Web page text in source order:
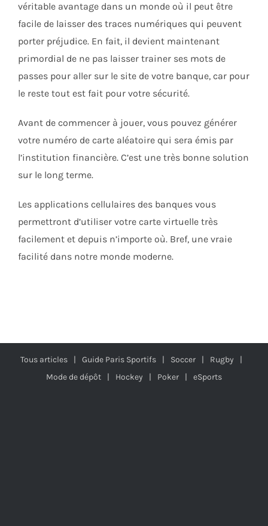
véritable avantage dans un monde où il peut être
facile de laisser des traces numériques qui peuvent
porter préjudice. En fait, il devient maintenant
primordial de ne pas laisser trainer ses mots de
passes pour aller sur le site de votre banque, car pour
le reste tout est fait pour votre sécurité.
Avant de commencer à jouer, vous pouvez générer
votre numéro de carte aléatoire qui sera émis par
l’institution financière. C’est une très bonne solution
sur le long terme.
Les applications cellulaires des banques vous
permettront d’utiliser votre carte virtuelle très
facilement et depuis n’importe où. Bref, une vraie
facilité dans notre monde moderne.
Tous articles Guide Paris Sportifs Soccer
Rugby
Mode de dépôt
Hockey Poker eSports